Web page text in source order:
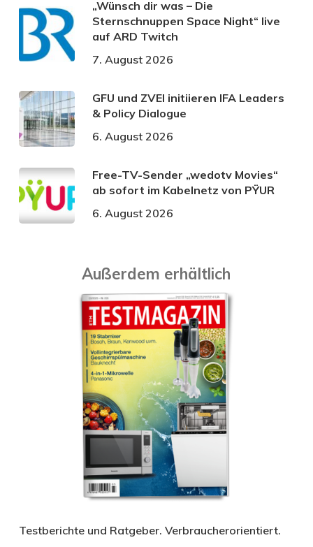
„Wünsch dir was – Die
Sternschnuppen Space Night“ live
auf ARD Twitch
7. August 2026
GFU und ZVEI initiieren IFA Leaders
& Policy Dialogue
6. August 2026
Free-TV-Sender „wedotv Movies“
ab sofort im Kabelnetz von PŸUR
6. August 2026
Außerdem erhältlich
Testberichte und Ratgeber. Verbraucherorientiert.